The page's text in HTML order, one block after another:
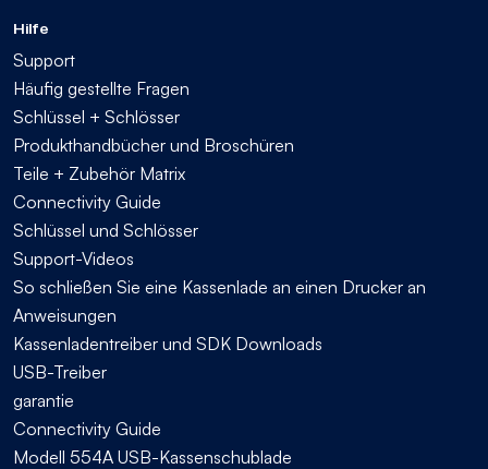
Hilfe
Support
Häufig gestellte Fragen
Schlüssel + Schlösser
Produkthandbücher und Broschüren
Teile + Zubehör Matrix
Connectivity Guide
Schlüssel und Schlösser
Support-Videos
So schließen Sie eine Kassenlade an einen Drucker an
Anweisungen
Kassenladentreiber und SDK Downloads
USB-Treiber
garantie
Connectivity Guide
Modell 554A USB-Kassenschublade